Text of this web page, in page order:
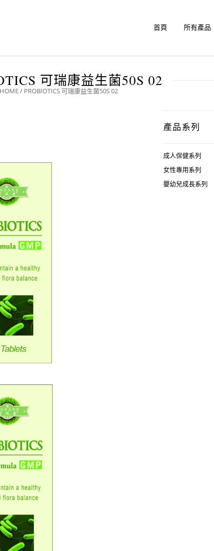
首頁 所有產品
可瑞康益生菌50S 02
HOME/ PROBIOTICS 可瑞康益生菌50S 02
產品系列
成人保健系列
女性專用系列
嬰幼兒成長系列